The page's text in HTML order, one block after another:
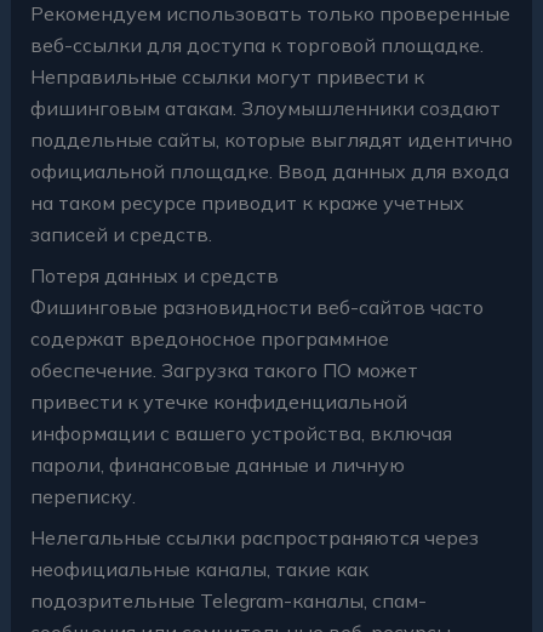
Рекомендуем использовать только проверенные
веб-ссылки для доступа к торговой площадке.
Неправильные ссылки могут привести к
фишинговым атакам. Злоумышленники создают
поддельные сайты, которые выглядят идентично
официальной площадке. Ввод данных для входа
на таком ресурсе приводит к краже учетных
записей и средств.
Потеря данных и средств
Фишинговые разновидности веб-сайтов часто
содержат вредоносное программное
обеспечение. Загрузка такого ПО может
привести к утечке конфиденциальной
информации с вашего устройства, включая
пароли, финансовые данные и личную
переписку.
Нелегальные ссылки распространяются через
неофициальные каналы, такие как
подозрительные Telegram-каналы, спам-